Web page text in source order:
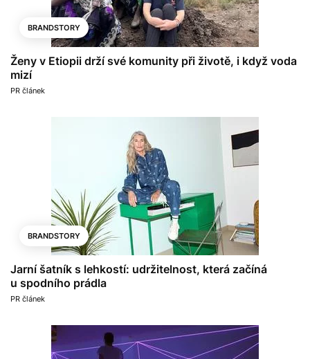
BRANDSTORY
Ženy v Etiopii drží své komunity při životě, i když voda
mizí
PR článek
BRANDSTORY
Jarní šatník s lehkostí: udržitelnost, která začíná
u spodního prádla
PR článek